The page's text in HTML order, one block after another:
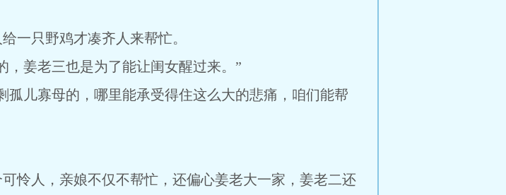
一只野鸡才凑齐人来帮忙。
，姜老三也是为了能让闺女醒过来。”
孤儿寡母的，哪里能承受得住这么大的悲痛，咱们能帮
怜人，亲娘不仅不帮忙，还偏心姜老大一家，姜老二还